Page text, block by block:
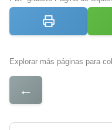
Explorar más páginas para
←